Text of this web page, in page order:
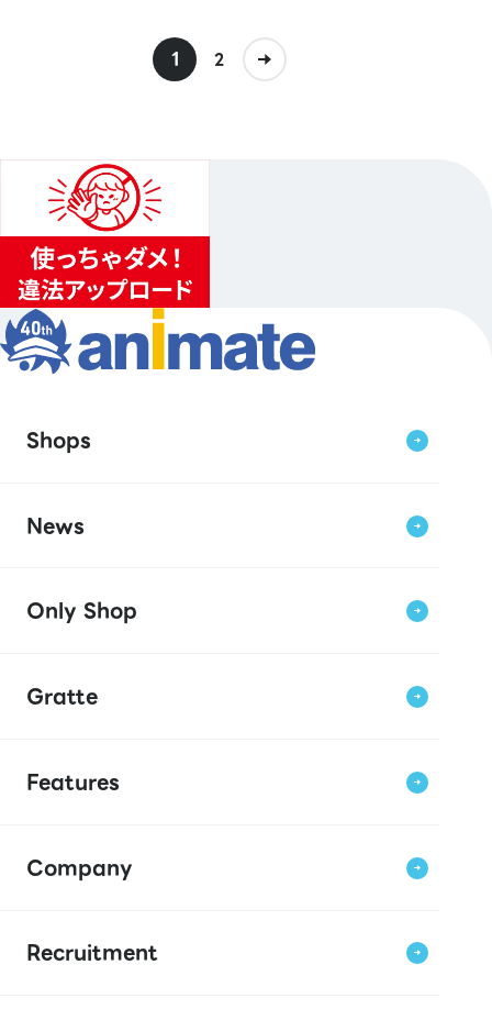
1 2
Shops
News
Only Shop
Gratte
Features
Company
Recruitment